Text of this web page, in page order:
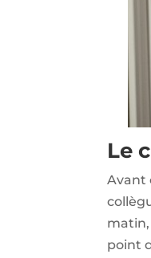
Le
Avant
matin,
point